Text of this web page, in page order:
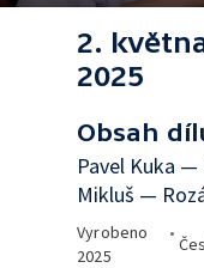
2.
2025
Obsah
Pavel Kuka
Mikluš —
Vyrobeno
2025
•